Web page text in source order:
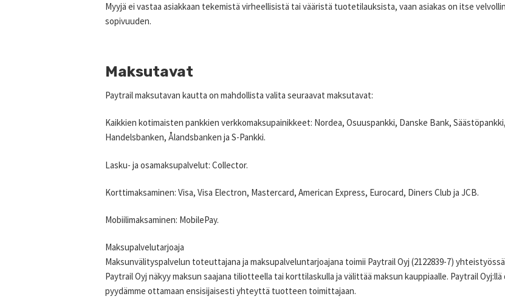
Myyjä ei vastaa asiakkaan tekemistä virheellisistä tai vääristä tuotetilauksista, vaan asiakas on itse
sopivuuden.
Maksutavat
Paytrail maksutavan kautta on mahdollista valita seuraavat maksutavat:
Kaikkien kotimaisten pankkien verkkomaksupainikkeet: Nordea, Osuuspankki, Danske Bank,
Handelsbanken, Ålandsbanken ja S-Pankki.
Lasku- ja osamaksupalvelut: Collector.
Korttimaksaminen: Visa, Visa Electron, Mastercard, American Express, Eurocard, Diners Club ja JCB.
Mobiilimaksaminen: MobilePay.
Maksupalvelutarjoaja
Maksunvälityspalvelun toteuttajana ja maksupalveluntarjoajana toimii Paytrail Oyj (2122839-7)
Paytrail Oyj näkyy maksun saajana tiliotteella tai korttilaskulla ja välittää maksun kauppiaalle. Paytrail
pyydämme ottamaan ensisijaisesti yhteyttä tuotteen toimittajaan.